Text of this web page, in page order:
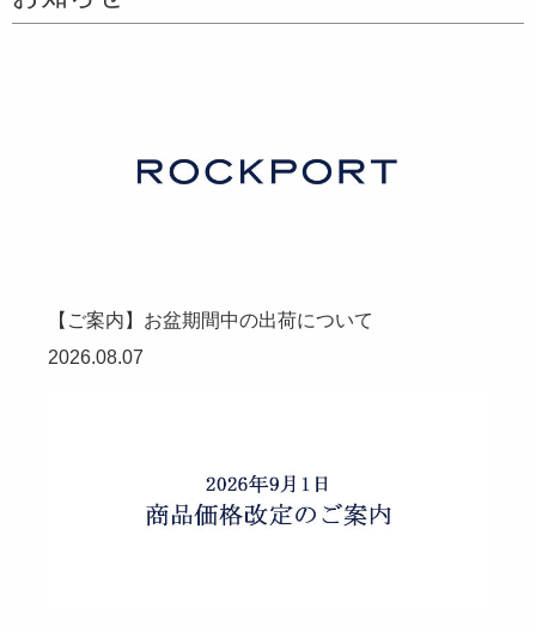
【ご案内】お盆期間中の出荷について
2026.08.07